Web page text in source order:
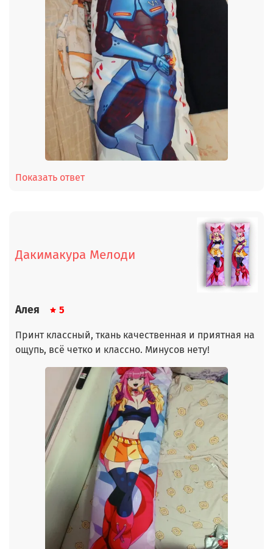
Показать ответ
Дакимакура Мелоди
Алея 5
Принт классный, ткань качественная и приятная на
ощупь, всё четко и классно. Минусов нету!